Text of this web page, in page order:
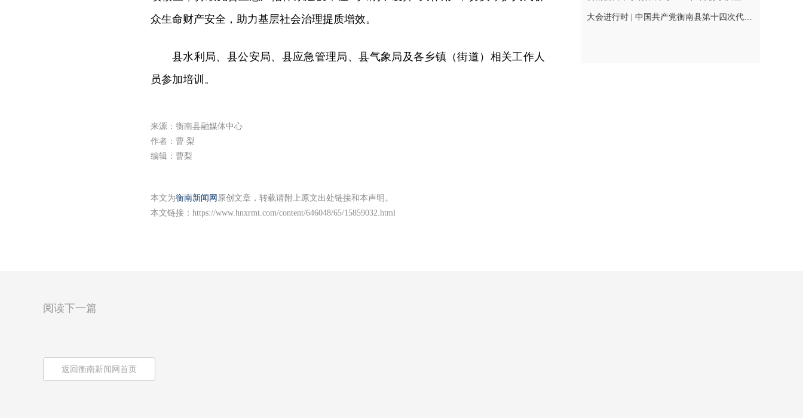
众生命财产安全，助力基层社会治理提质增效。
县水利局、县公安局、县应急管理局、县气象局及各乡镇（街道）相关工作人
员参加培训。
来源：衡南县融媒体中心
作者：曹 梨
编辑：曹梨
本文为衡南新闻网 原创文章，转载请附上原文出处链接和本声明。
本文链接： https://www.hnxrmt.com/content/646048/65/15859032.html
大会进行时 | 中国共产党衡南县第十四次代表大会召开预备会议第二阶段会议
阅读下一篇
返回衡南新闻网首页